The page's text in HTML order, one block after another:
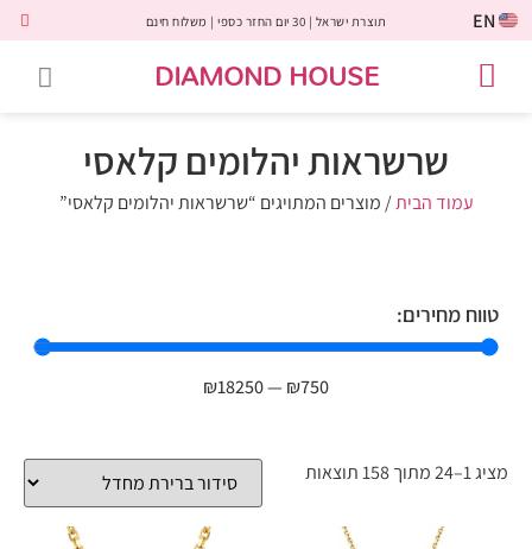
EN תוצרת ישראל | 30 יום החזר כספי | משלוח חינם
DIAMOND HOUSE
שרשראות יהלומים קלאסי
עמוד הבית/ מוצרים המתויגים “שרשראות יהלומים קלאסי”
טווח מחירים:
₪750
—
₪18250
מציג 1–24 מתוך 158 תוצאות